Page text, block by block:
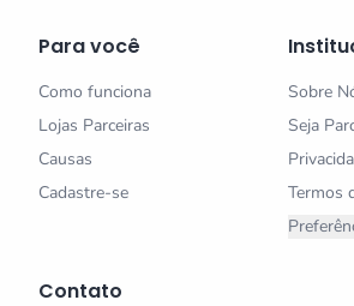
Para você
Como funciona
Lojas Parceiras
Causas
Cadastre-se
Sobre
Seja
Termos
Contato